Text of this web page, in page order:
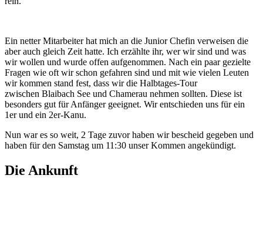
Ein netter Mitarbeiter hat mich an die Junior Chefin verweisen die
aber auch gleich Zeit hatte. Ich erzählte ihr, wer wir sind und was
wir wollen und wurde offen aufgenommen. Nach ein paar gezielte
Fragen wie oft wir schon gefahren sind und mit wie vielen Leuten
wir kommen stand fest, dass wir die Halbtages-Tour
zwischen Blaibach See und Chamerau nehmen sollten. Diese ist
besonders gut für Anfänger geeignet. Wir entschieden uns für ein
1er und ein 2er-Kanu.
Nun war es so weit, 2 Tage zuvor haben wir bescheid gegeben und
haben für den Samstag um 11:30 unser Kommen angekündigt.
Die Ankunft